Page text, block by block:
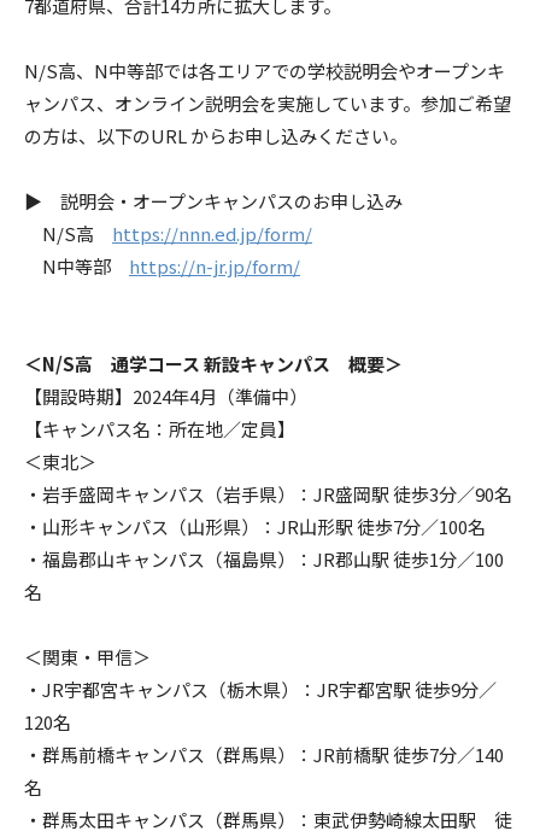
7都道府県、合計14カ所に拡大します。
N/S高、N中等部では各エリアでの学校説明会やオープンキ
ャンパス、オンライン説明会を実施しています。参加ご希望
の方は、以下のURL からお申し込みください。
▶ 説明会・オープンキャンパスのお申し込み
N/S高 https://nnn.ed.jp/form/
N中等部 https://n-jr.jp/form/
＜N/S高 通学コース 新設キャンパス 概要＞
【開設時期】2024年4月（準備中）
【キャンパス名：所在地／定員】
＜東北＞
・岩手盛岡キャンパス（岩手県）：JR盛岡駅 徒歩3分／90名
・山形キャンパス（山形県）：JR山形駅 徒歩7分／100名
・福島郡山キャンパス（福島県）：JR郡山駅 徒歩1分／100
名
＜関東・甲信＞
・JR宇都宮キャンパス（栃木県）：JR宇都宮駅 徒歩9分／
120名
・群馬前橋キャンパス（群馬県）：JR前橋駅 徒歩7分／140
名
・群馬太田キャンパス（群馬県）：東武伊勢崎線太田駅 徒